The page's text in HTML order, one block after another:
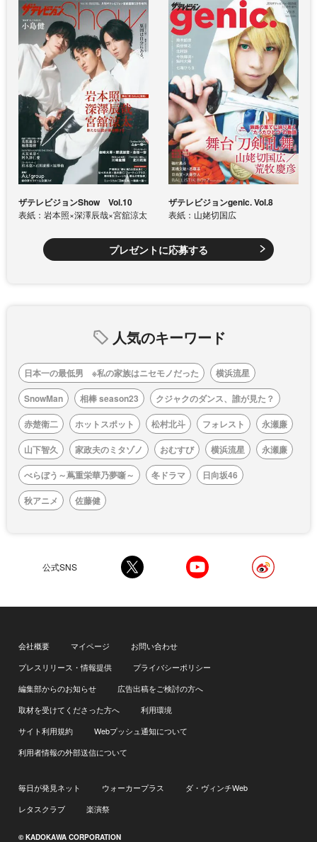
ザテレビジョンShow Vol.10
表紙：岩本照×深澤辰哉×宮舘涼太
ザテレビジョンgenic. Vol.8
表紙：山姥切国広
プレゼントに応募する
人気のキーワード
日本一の最低男 ※私の家族はニセモノだった
横浜流星
SnowMan
相棒 season23
クジャクのダンス、誰が見た？
赤楚衛二
ホットスポット 松村北斗 フォレスト
永瀬廉
山下智久
家政夫のミタゾノ おむすび 横浜流星
永瀬廉
べらぼう～蔦重栄華乃夢噺～
冬ドラマ
日向坂46
秋アニメ
佐藤健
公式SNS
会社概要 マイページ
お問い合わせ
プレスリリース・情報提供
プライバシーポリシー
編集部からのお知らせ
広告出稿をご検討の方へ
取材を受けてくださった方へ
利用環境
サイト利用規約
Webプッシュ通知について
利用者情報の外部送信について
毎日が発見ネット ウォーカープラス
ダ・ヴィンチWeb
レタスクラブ
楽演祭
© KADOKAWA CORPORATION